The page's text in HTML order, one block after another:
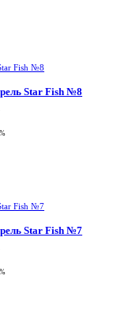
Star Fish №8
Star Fish №7